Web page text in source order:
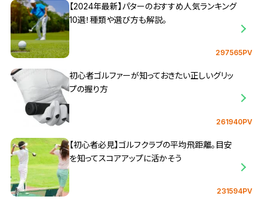
【2024年最新】パターのおすすめ人気ランキング
10選！種類や選び方も解説。
297565PV
初心者ゴルファーが知っておきたい正しいグリッ
プの握り方
261940PV
【初心者必見】ゴルフクラブの平均飛距離。目安
を知ってスコアアップに活かそう
231594PV